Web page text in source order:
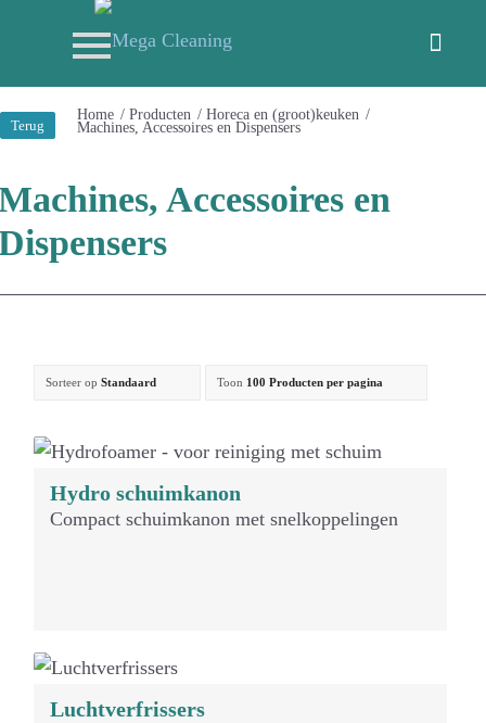
Terug
Home / Producten / Horeca en (groot)keuken /
Machines, Accessoires en Dispensers
Accessoires en
Sorteer opStandaard Toon 100 Producten per pagina
Hydro schuimkanon
Compact schuimkanon met snelkoppelingen
Luchtverfrissers